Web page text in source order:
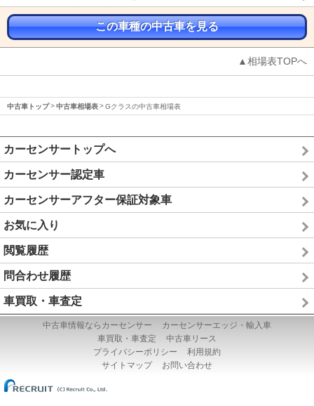
この車種の中古車を見る
▲相場表TOPへ
中古車トップ 中古車相場表 Gクラスの中古車相場表
カーセンサートップへ
カーセンサー認定車
カーセンサーアフター保証対象車
お気に入り
閲覧履歴
問合わせ履歴
車買取・車査定
中古車情報ならカーセンサー
カーセンサーエッジ・輸入車
車買取・車査定
中古車リース
プライバシーポリシー
利用規約
サイトマップ
お問い合わせ